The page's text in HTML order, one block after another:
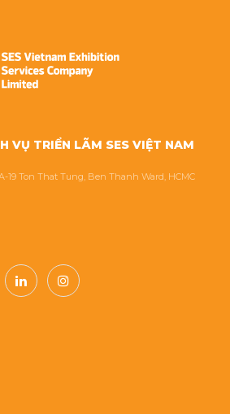
VỤ TRIỂN LÃM SES VIỆT NAM
19 Ton That Tung, Ben Thanh Ward, HCMC